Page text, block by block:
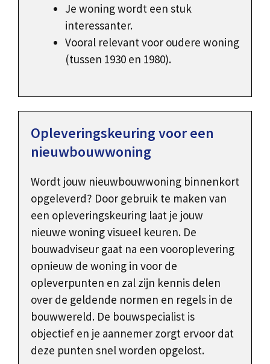
Je woning wordt een stuk
interessanter.
Vooral relevant voor oudere woning
(tussen 1930 en 1980).
Opleveringskeuring voor een
nieuwbouwwoning
Wordt jouw nieuwbouwwoning binnenkort
opgeleverd? Door gebruik te maken van
een opleveringskeuring laat je jouw
nieuwe woning visueel keuren. De
bouwadviseur gaat na een vooroplevering
opnieuw de woning in voor de
opleverpunten en zal zijn kennis delen
over de geldende normen en regels in de
bouwwereld. De bouwspecialist is
objectief en je aannemer zorgt ervoor dat
deze punten snel worden opgelost.